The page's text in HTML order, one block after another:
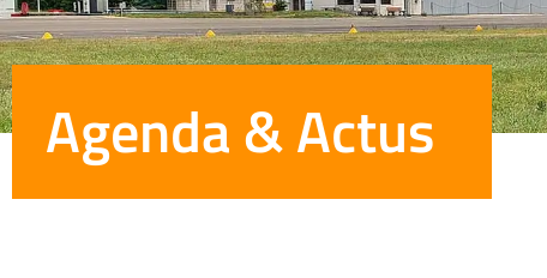
Agenda & Actus